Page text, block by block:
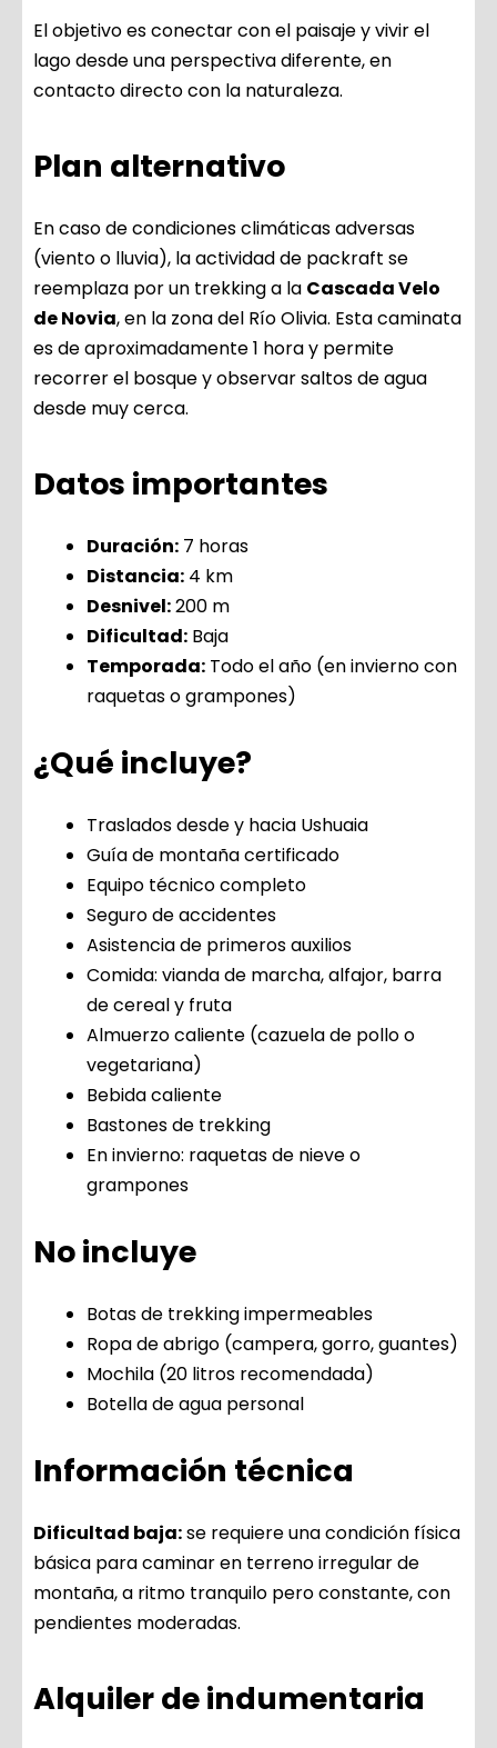
El objetivo es conectar con el paisaje y vivir el
lago desde una perspectiva diferente, en
contacto directo con la naturaleza.
Plan alternativo
En caso de condiciones climáticas adversas
(viento o lluvia), la actividad de packraft se
reemplaza por un trekking a la Cascada Velo
de Novia, en la zona del Río Olivia. Esta caminata
es de aproximadamente 1 hora y permite
recorrer el bosque y observar saltos de agua
desde muy cerca.
Datos importantes
Duración: 7 horas
Distancia: 4 km
Desnivel:200 m
Dificultad: Baja
Temporada: Todo el año (en invierno con
raquetas o grampones)
¿Qué incluye?
Traslados desde y hacia Ushuaia
Guía de montaña certificado
Equipo técnico completo
Seguro de accidentes
Asistencia de primeros auxilios
Comida: vianda de marcha, alfajor, barra
de cereal y fruta
Almuerzo caliente (cazuela de pollo o
vegetariana)
Bebida caliente
Bastones de trekking
En invierno: raquetas de nieve o
grampones
No incluye
Botas de trekking impermeables
Ropa de abrigo (campera, gorro, guantes)
Mochila (20 litros recomendada)
Botella de agua personal
Información técnica
Dificultad baja:se requiere una condición física
básica para caminar en terreno irregular de
montaña, a ritmo tranquilo pero constante, con
pendientes moderadas.
Alquiler de indumentaria